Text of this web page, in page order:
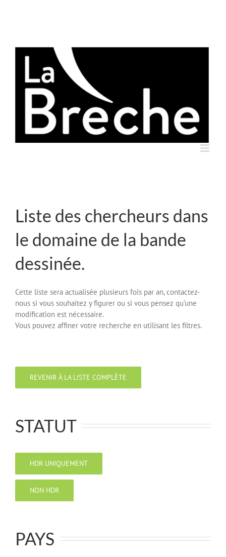
Liste des chercheurs dans
le domaine de la bande
dessinée.
Cette liste sera actualisée plusieurs fois par an, contactez-
nous si vous souhaitez y figurer ou si vous pensez qu’une
modification est nécessaire.
Vous pouvez affiner votre recherche en utilisant les filtres.
REVENIR À LA LISTE COMPLÈTE
STATUT
HDR UNIQUEMENT
NON HDR
PAYS